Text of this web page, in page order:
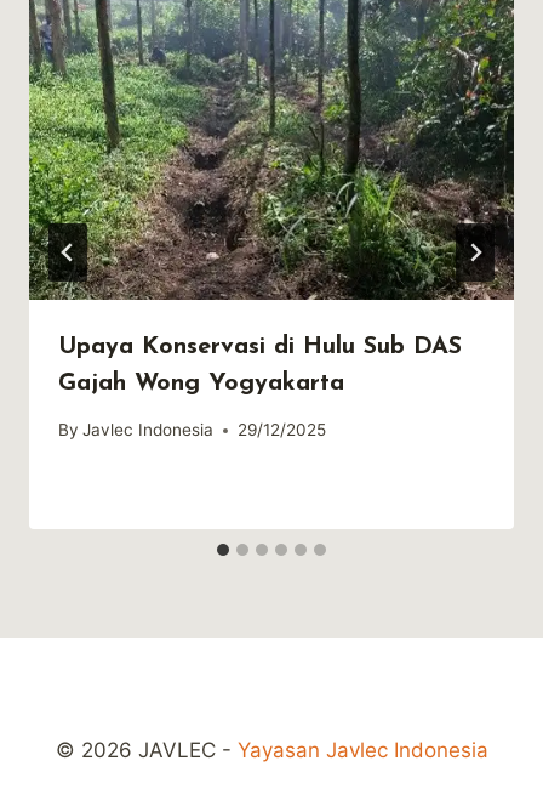
Upaya Konservasi di Hulu Sub DAS
Gajah Wong Yogyakarta
By Javlec Indonesia 29/12/2025
© 2026 JAVLEC - Yayasan Javlec Indonesia